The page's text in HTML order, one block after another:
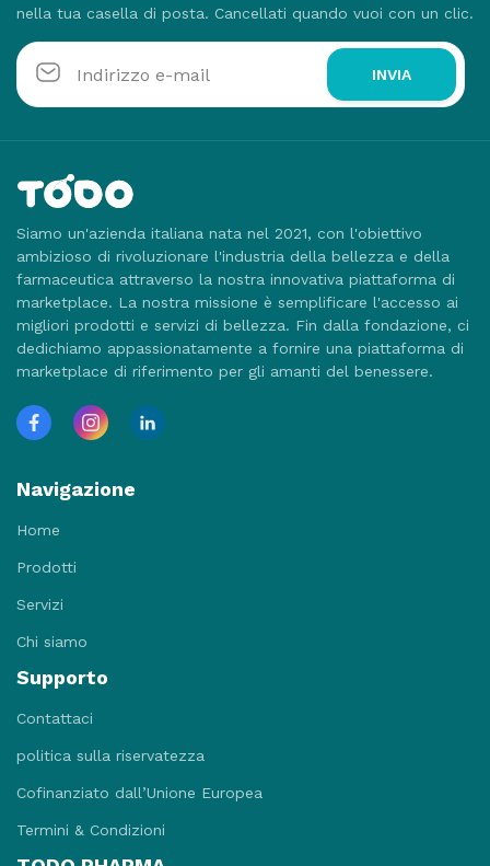
nella tua casella di posta. Cancellati quando vuoi con un clic.
INVIA
Siamo un'azienda italiana nata nel 2021, con l'obiettivo
ambizioso di rivoluzionare l'industria della bellezza e della
farmaceutica attraverso la nostra innovativa piattaforma di
marketplace. La nostra missione è semplificare l'accesso ai
migliori prodotti e servizi di bellezza. Fin dalla fondazione, ci
dedichiamo appassionatamente a fornire una piattaforma di
marketplace di riferimento per gli amanti del benessere.
Navigazione
Home
Prodotti
Servizi
Chi siamo
Supporto
Contattaci
politica sulla riservatezza
Cofinanziato dall’Unione Europea
Termini & Condizioni